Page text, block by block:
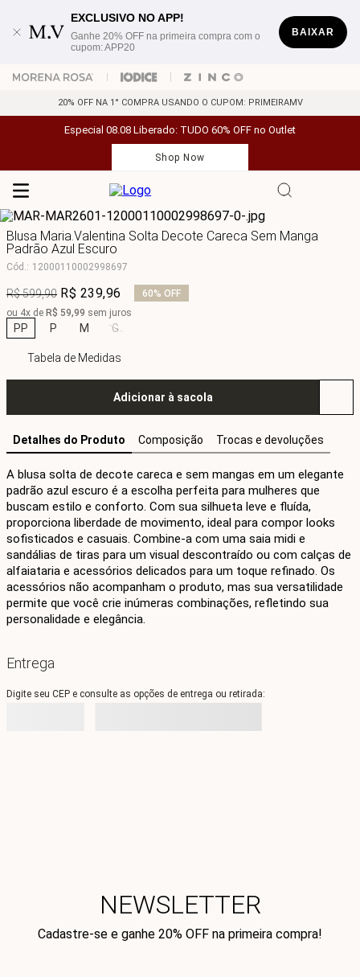
EXCLUSIVO NO APP!
Ganhe 20% OFF na primeira compra com o
cupom: APP20
BAIXAR
20% OFF NA 1° COMPRA USANDO O CUPOM: PRIMEIRAMV
Especial 08.08 Liberado: TUDO 60% OFF no Outlet
Shop Now
Blusa Maria.Valentina Solta Decote Careca Sem Manga
Padrão Azul Escuro
Cód.: 12000110002998697
R$599,90 R$ 239,96 60% OFF
ou 4x de R$ 59,99 sem juros
PP P M G
Tabela de Medidas
Adicionar à sacola
Detalhes do Produto Composição Trocas e devoluções
A blusa solta de decote careca e sem mangas em um elegante
padrão azul escuro é a escolha perfeita para mulheres que
buscam estilo e conforto. Com sua silhueta leve e fluída,
proporciona liberdade de movimento, ideal para compor looks
sofisticados e casuais. Combine-a com uma saia midi e
sandálias de tiras para um visual descontraído ou com calças de
alfaiataria e acessórios delicados para um toque refinado. Os
acessórios não acompanham o produto, mas sua versatilidade
permite que você crie inúmeras combinações, refletindo sua
personalidade e elegância.
Entrega
Digite seu CEP e consulte as opções de entrega ou retirada:
NEWSLETTER
Cadastre-se e ganhe 20% OFF na primeira compra!